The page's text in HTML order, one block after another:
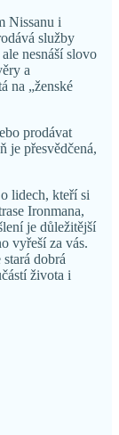
Nissanu i
služby
nesnáší slovo
a
na „ženské
prodávat
je přesvědčená,
lidech, kteří si
Ironmana,
je důležitější
vyřeší za vás.
dobrá
života i